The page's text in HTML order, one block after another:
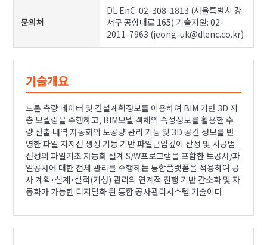
문의처
DL EnC: 02-308-1813 (서울특별시 강
서구 공항대로 165) 기술지원: 02-
2011-7963 (jeong-uk@dlenc.co.kr)
기술개요
드론 측량 데이터 및 건설계획정보를 이용하여 BIM 기반 3D 지
층 모델링을 수행하고, BIM모델 객체의 속성정보를 활용한 수
량 산출 내역 자동화의 토공량 관리 기능 및 3D 공간 정보를 반
영한 파일 지지선 생성 기능 기반 파일근입깊이 산정 및 시공법
선정의 파일기초 자동화 설계 S/W프로그램을 포함한 토공사/파
일공사에 대한 전체 관리를 수행하는 통합플랫폼을 적용하여 공
사 계획·설계·실적(기성) 관리의 연계적 진행 기반 간소화 및 자
동화가 가능한 디지털화 된 통합 공사관리시스템 기술이다.